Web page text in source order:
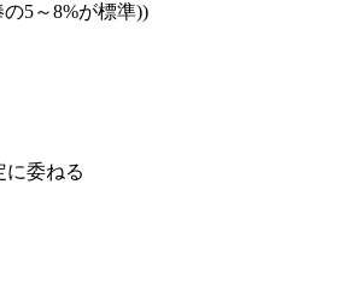
5～8%が標準))
に委ねる